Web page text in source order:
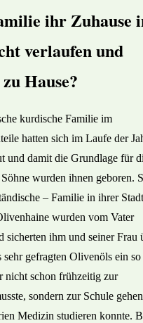
ihr Zuhause
verlaufen und
Hause?
kurdische Familie im
hatten sich im Laufe der
und damit die Grundlage für
wurden ihnen geboren.
– Familie in ihrer Stadt
wurden vom Vater
sicherten ihm und seiner Frau
gefragten Olivenöls ein so
nicht schon frühzeitig zur
sondern zur Schule gehen
Medizin studieren konnte.